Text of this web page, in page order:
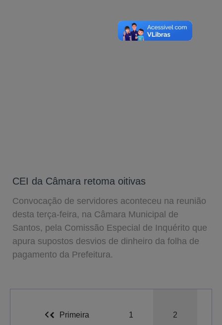
CEI da Câmara retoma oitivas
Convocação de servidores aconteceu na reunião
desta terça-feira, na Câmara Municipal de
Santos, pela Comissão Especial de Inquérito que
apura supostos desvios de dinheiro da folha de
pagamento da Prefeitura.
Primeira 1 2
A